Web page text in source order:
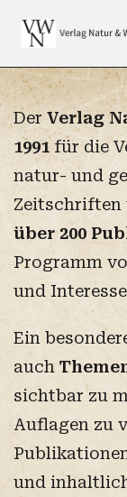
Der Verlag
1991für die
natur- und
Zeitschriften
über 200
Programm
und
Ein
auch
sichtbar zu
Auflagen zu
und